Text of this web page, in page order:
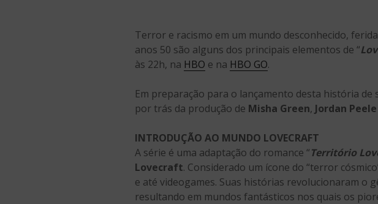
Terror e racismo em um mundo desconhecido,
anos 50 são alguns dos principais elementos de “
às 22h, na HBO e na HBO GO.
Em preparação para o lançamento desta história de
por trás da produção de Misha Green, Jordan Peele
INTRODUÇÃO AO MUNDO LOVECRAFT
A série é uma adaptação do romance “Território
Lovecraft. Considerado um ícone do “terror
e até videogames. Suas histórias revolucionaram o
resultando em mundos fantásticos nos quais os